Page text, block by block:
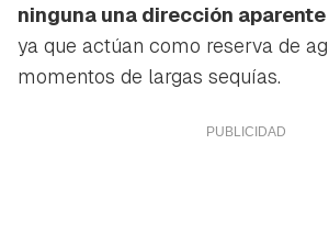
ninguna una dirección aparente
ya que actúan como reserva de
momentos de largas sequías.